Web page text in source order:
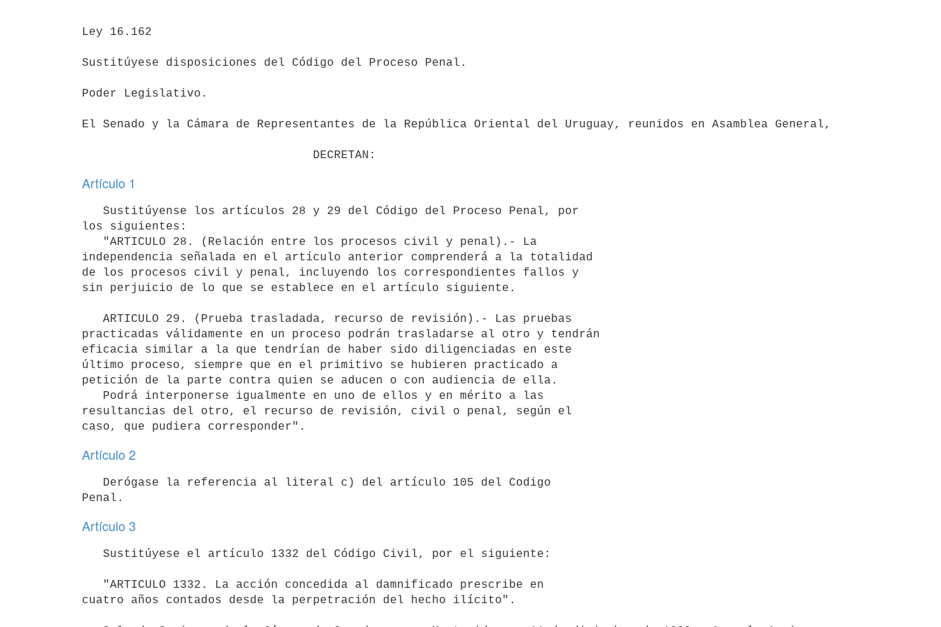
Ley 16.162
Sustitúyese disposiciones del Código del Proceso Penal.
Poder Legislativo.
El Senado y la Cámara de Representantes de la República Oriental del Uruguay, reunidos en Asamblea General,
                                 DECRETAN:
Artículo 1
los siguientes:
independencia señalada en el artículo anterior comprenderá a la totalidad
de los procesos civil y penal, incluyendo los correspondientes fallos y
sin perjuicio de lo que se establece en el artículo siguiente.
practicadas válidamente en un proceso podrán trasladarse al otro y tendrán
eficacia similar a la que tendrían de haber sido diligenciadas en este
último proceso, siempre que en el primitivo se hubieren practicado a
petición de la parte contra quien se aducen o con audiencia de ella.
resultancias del otro, el recurso de revisión, civil o penal, según el
Artículo 2
Artículo 3
cuatro años contados desde la perpetración del hecho ilícito".